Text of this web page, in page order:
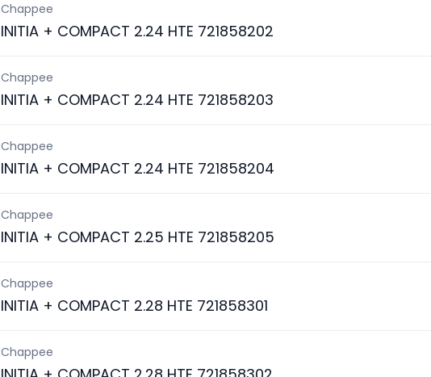
Chappee
INITIA + COMPACT 2.24 HTE 721858202
Chappee
INITIA + COMPACT 2.24 HTE 721858203
Chappee
INITIA + COMPACT 2.24 HTE 721858204
Chappee
INITIA + COMPACT 2.25 HTE 721858205
Chappee
INITIA + COMPACT 2.28 HTE 721858301
Chappee